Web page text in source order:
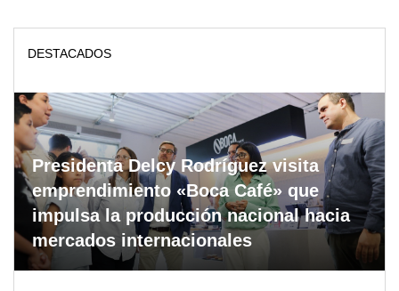
DESTACADOS
Presidenta Delcy Rodríguez visita
emprendimiento «Boca Café» que
impulsa la producción nacional hacia
mercados internacionales